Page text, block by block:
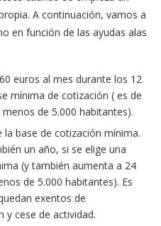
A continuación, vamos a
en función de las ayudas alas
euros al mes durante los 12
mínima de cotización ( es de
de 5.000 habitantes).
la base de cotización mínima.
un año, si se elige una
(y también aumenta a 24
de 5.000 habitantes). Es
exentos de
cese de actividad.